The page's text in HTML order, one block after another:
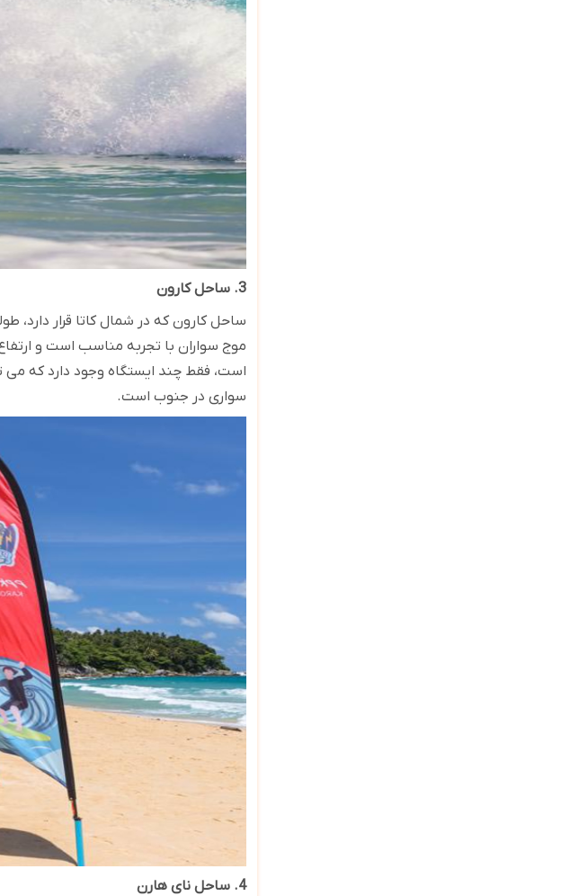
3. ساحل کارون
ساحل کارون که در شمال کاتا قرار
موج سواران با تجربه مناسب است و
است، فقط چند ایستگاه وجود دارد که می
سواری در جنوب است.
4. ساحل نای هارن